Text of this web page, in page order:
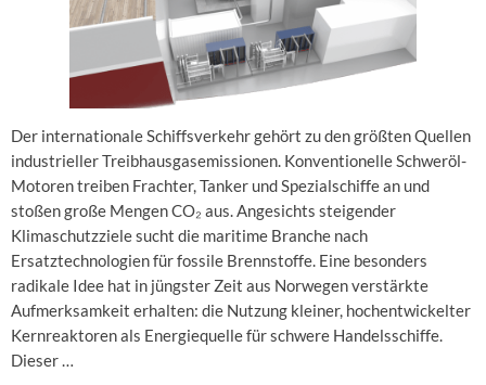
Der internationale Schiffsverkehr gehört zu den größten Quellen
industrieller Treibhausgasemissionen. Konventionelle Schweröl-
Motoren treiben Frachter, Tanker und Spezialschiffe an und
stoßen große Mengen CO₂ aus. Angesichts steigender
Klimaschutzziele sucht die maritime Branche nach
Ersatztechnologien für fossile Brennstoffe. Eine besonders
radikale Idee hat in jüngster Zeit aus Norwegen verstärkte
Aufmerksamkeit erhalten: die Nutzung kleiner, hochentwickelter
Kernreaktoren als Energiequelle für schwere Handelsschiffe.
Dieser …